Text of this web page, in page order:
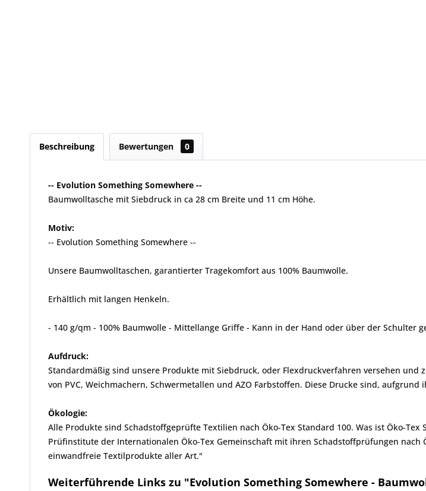
Beschreibung Bewertungen 0
-- Evolution Something Somewhere --
Baumwolltasche mit Siebdruck in ca 28 cm Breite und 11 cm Höhe.
Motiv:
-- Evolution Something Somewhere --
Unsere Baumwolltaschen, garantierter Tragekomfort aus 100% Baumwolle.
Erhältlich mit langen Henkeln.
- 140 g/qm - 100% Baumwolle - Mittellange Griffe - Kann in der Hand oder über der Schulter
Aufdruck:
Standardmäßig sind unsere Produkte mit Siebdruck, oder Flexdruckverfahren versehen
von PVC, Weichmachern, Schwermetallen und AZO Farbstoffen. Diese Drucke sind,
Ökologie:
Alle Produkte sind Schadstoffgeprüfte Textilien nach Öko-Tex Standard 100. Was ist Öko-
Prüfinstitute der Internationalen Öko-Tex Gemeinschaft mit ihren Schadstoffprüfungen
einwandfreie Textilprodukte aller Art."
Weiterführende Links zu "Evolution Something Somewhere -